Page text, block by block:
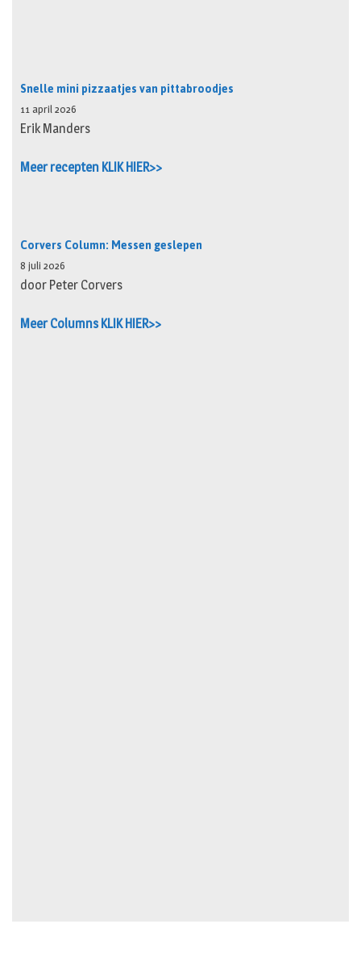
Snelle mini pizzaatjes van pittabroodjes
11 april 2026
Erik Manders
Meer recepten KLIK HIER>>
Corvers Column: Messen geslepen
8 juli 2026
door Peter Corvers
Meer Columns KLIK HIER>>